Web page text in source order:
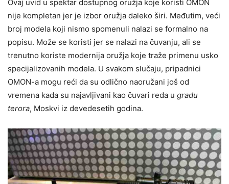
Ovaj uvid u spektar dostupnog oružja koje koristi OMON
nije kompletan jer je izbor oružja daleko širi. Međutim, veći
broj modela koji nismo spomenuli nalazi se formalno na
popisu. Može se koristi jer se nalazi na čuvanju, ali se
trenutno koriste modernija oružja koje traže primenu usko
specijalizovanih modela. U svakom slučaju, pripadnici
OMON-a mogu reći da su odlično naoružani još od
vremena kada su najavljivani kao čuvari reda u gradu
terora, Moskvi iz devedesetih godina.